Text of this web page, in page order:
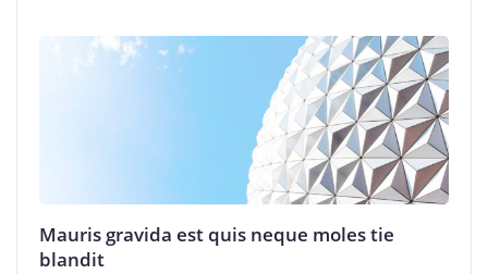
Mauris gravida est quis neque moles tie
blandit